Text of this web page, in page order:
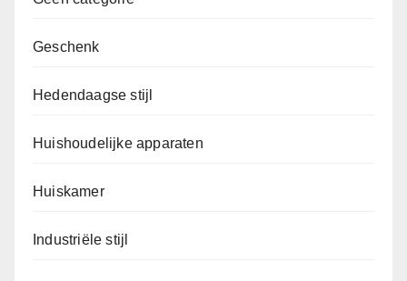
Geschenk
Hedendaagse stijl
Huishoudelijke apparaten
Huiskamer
Industriële stijl